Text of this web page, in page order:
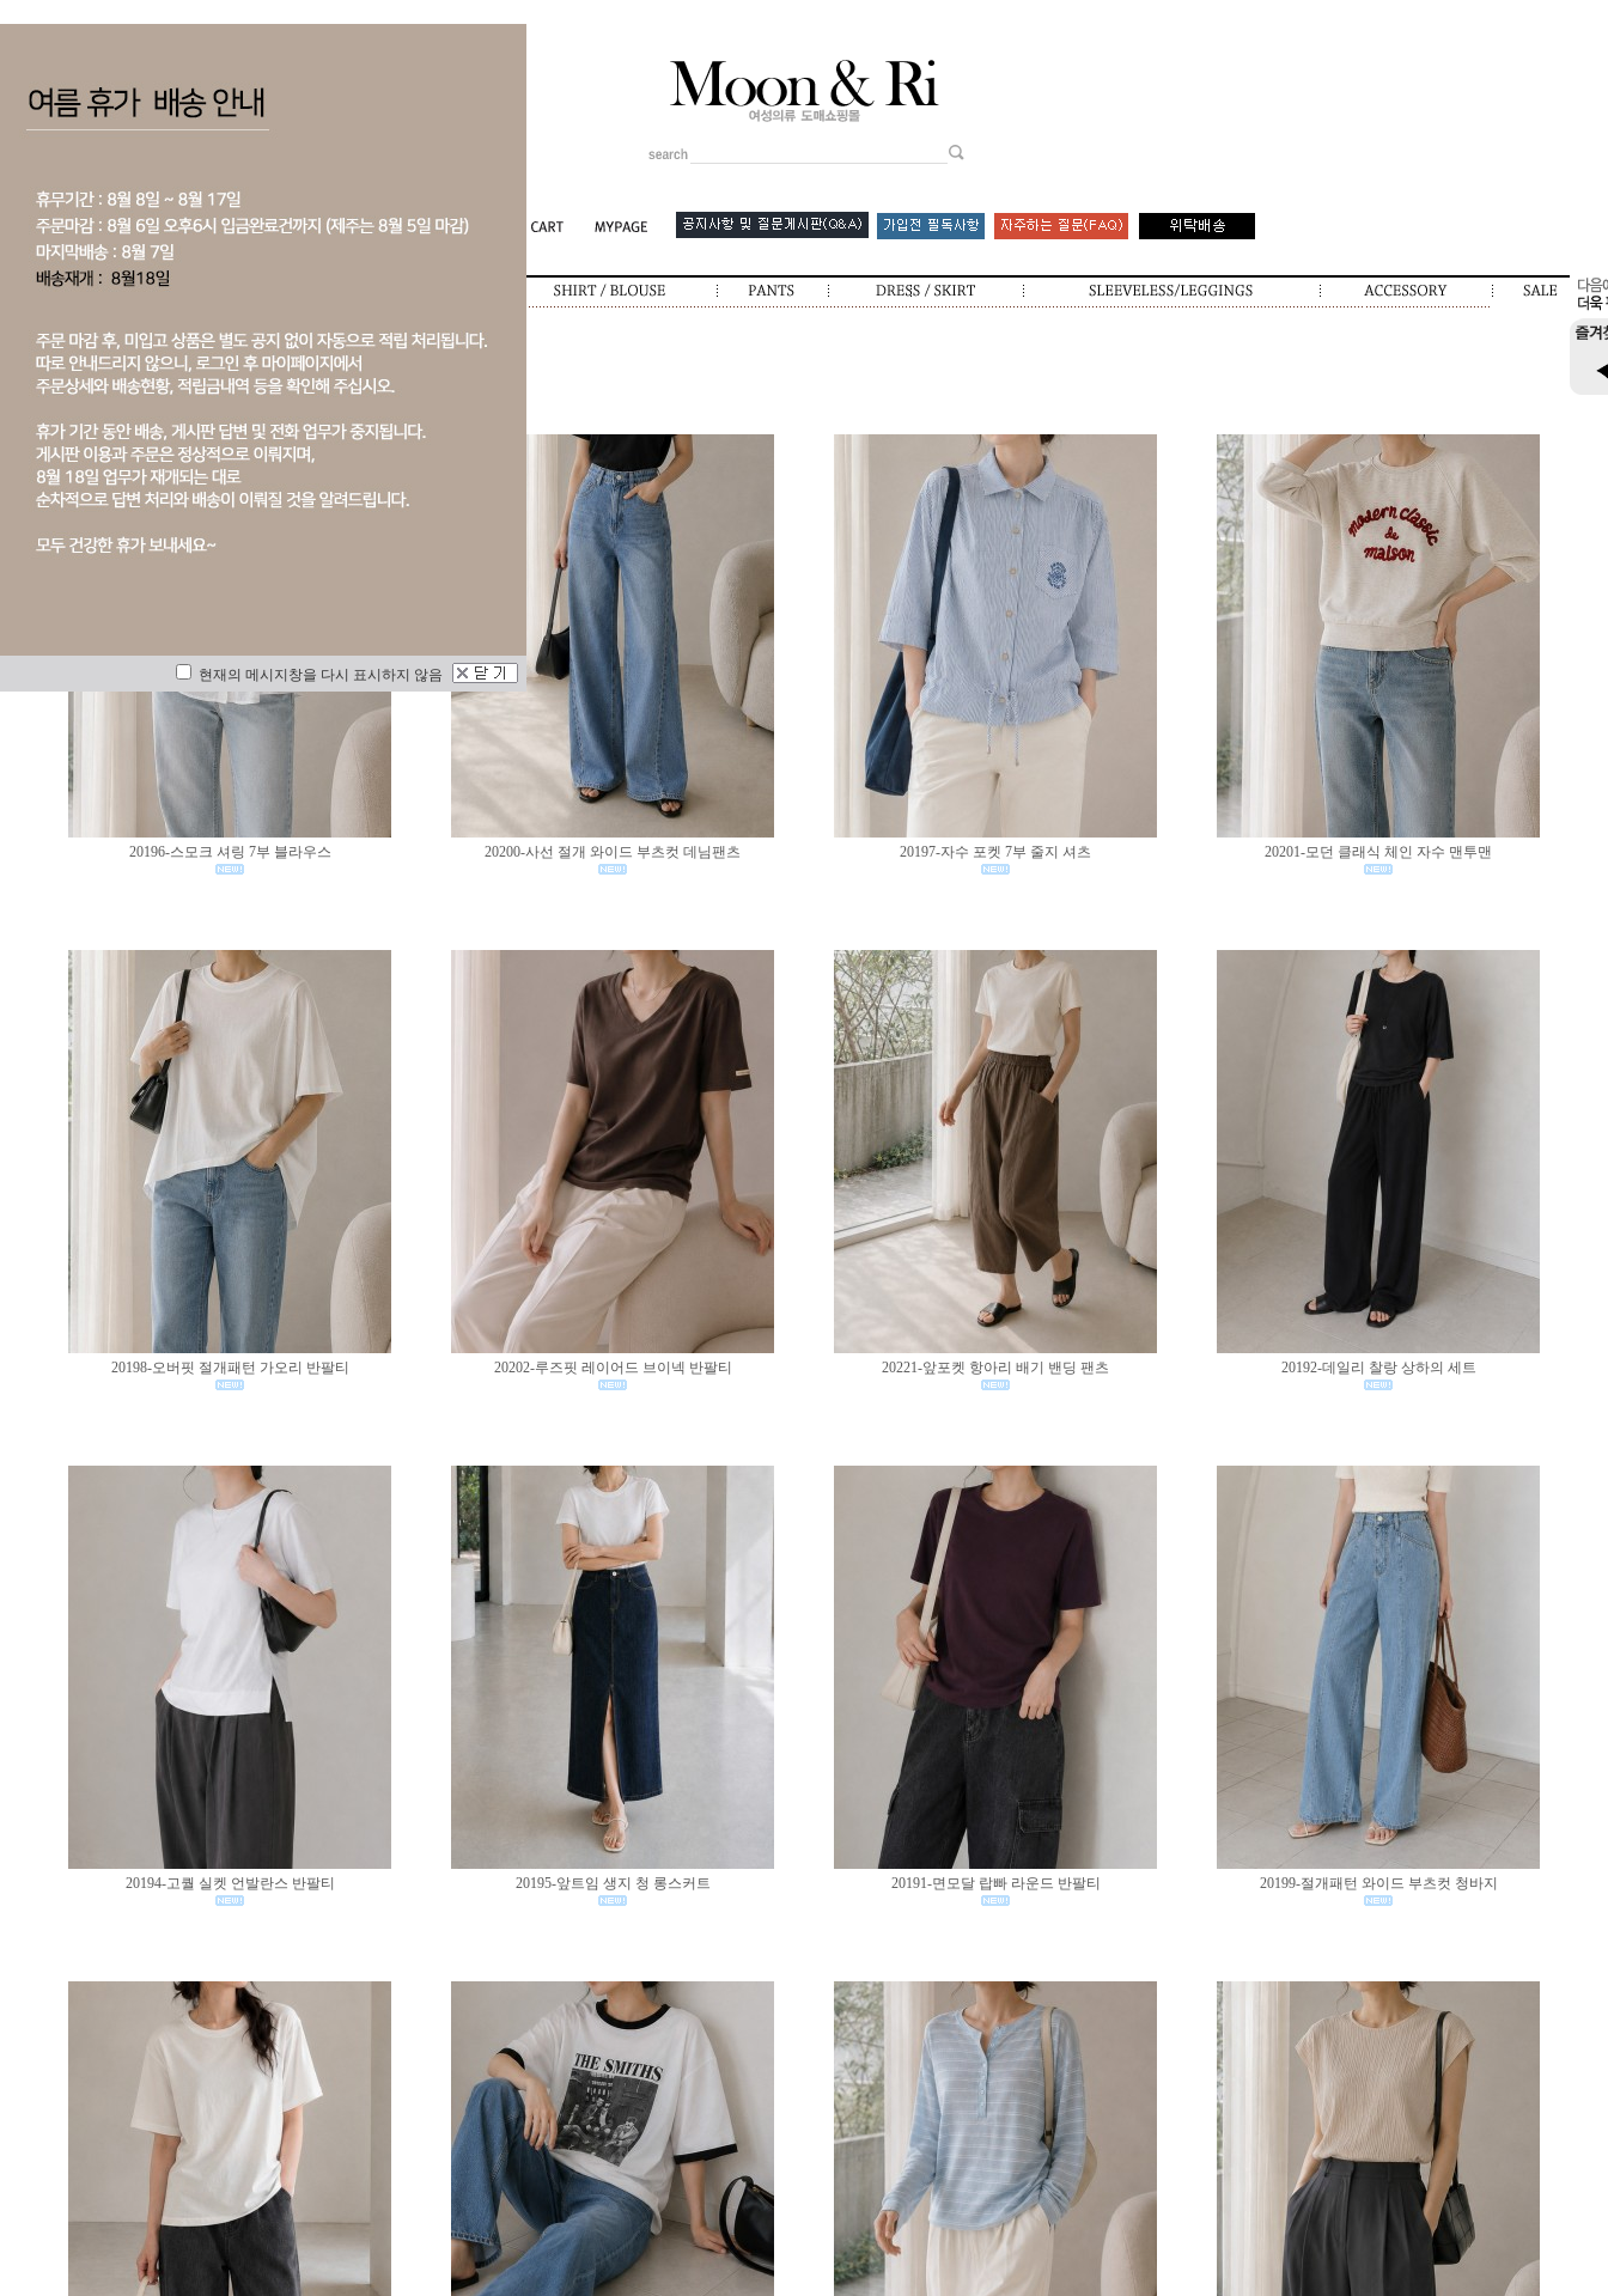
20196-스모크 셔링 7부 블라우스 20200-사선 절개 와이드 부츠컷 데님팬츠 20197-자수 포켓 7부 줄지 셔츠 20201-모던 클래식 체인 자수 맨투맨
20198-오버핏 절개패턴 가오리 반팔티 20202-루즈핏 레이어드 브이넥 반팔티 20221-앞포켓 항아리 배기 밴딩 팬츠 20192-데일리 찰랑 상하의 세트
20194-고퀄 실켓 언발란스 반팔티 20195-앞트임 생지 청 롱스커트 20191-면모달 랍빠 라운드 반팔티 20199-절개패턴 와이드 부츠컷 청바지
현재의 메시지창을 다시 표시하지 않음